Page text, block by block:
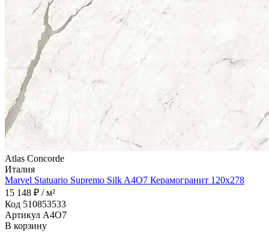
Atlas Concorde
Италия
Marvel Statuario Supremo Silk A4O7 Керамогранит 120x278
15 148 ₽ / м²
Код 510853533
Артикул A4O7
В корзину